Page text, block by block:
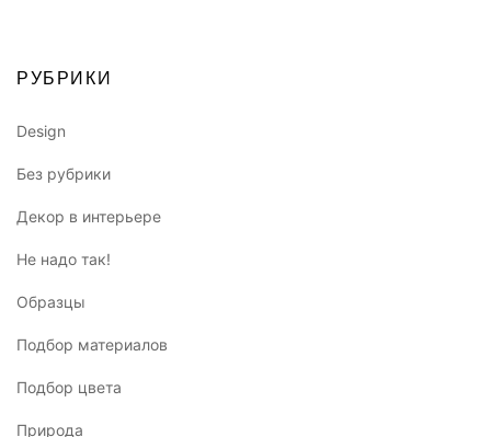
РУБРИКИ
Design
Без рубрики
Декор в интерьере
Не надо так!
Образцы
Подбор материалов
Подбор цвета
Природа